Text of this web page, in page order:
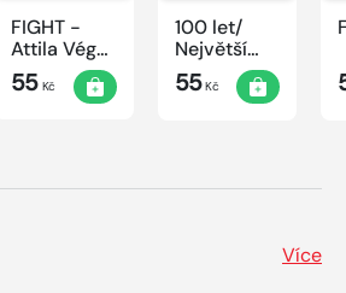
FIGHT -
Attila Végh
vs. Karlos
Vémola
55Kč
100 let/
Největší
okamžiky
českého
55Kč
Více